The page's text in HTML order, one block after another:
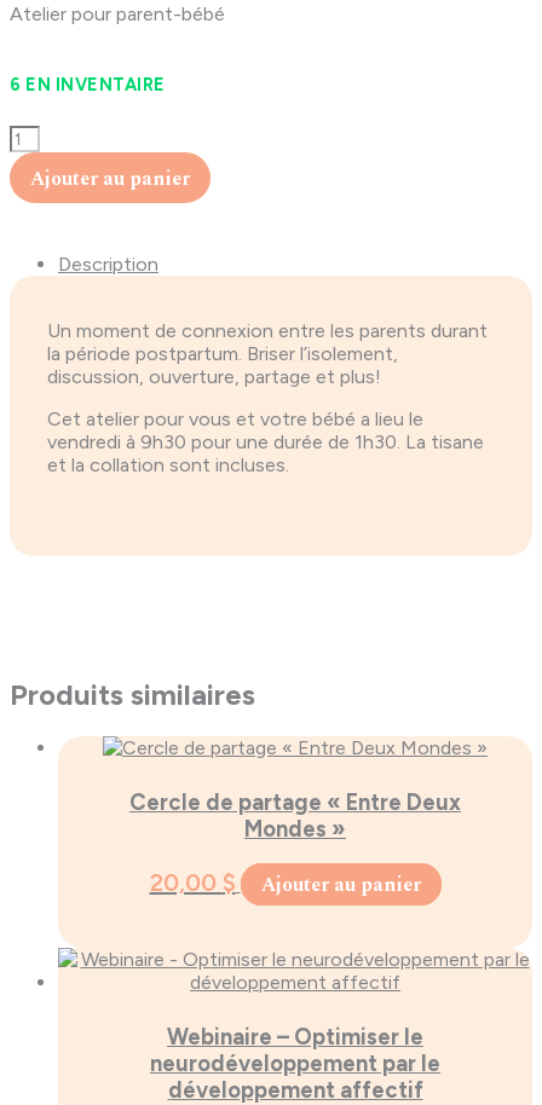
Atelier pour parent-bébé
6 EN INVENTAIRE
quantité
de
Cercle
de
Entre
Deux
Mondes
Ajouter au panier
Description
Un moment de connexion entre les parents durant
la période postpartum. Briser l’isolement,
discussion, ouverture, partage et plus!
Cet atelier pour vous et votre bébé a lieu le
vendredi à 9h30 pour une durée de 1h30. La tisane
et la collation sont incluses.
Produits similaires
Cercle de partage « Entre Deux
Mondes »
20,00 $ Ajouter au panier
Webinaire – Optimiser le
neurodéveloppement par le
développement affectif